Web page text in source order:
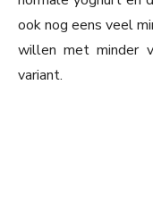
ook nog eens veel
willen met minder
variant.